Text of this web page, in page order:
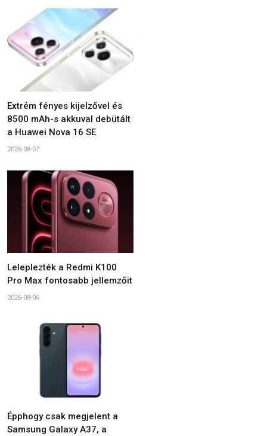
Extrém fényes kijelzővel és
8500 mAh-s akkuval debütált
a Huawei Nova 16 SE
2026-08-07
Leleplezték a Redmi K100
Pro Max fontosabb jellemzőit
2026-08-06
Épphogy csak megjelent a
Samsung Galaxy A37, a